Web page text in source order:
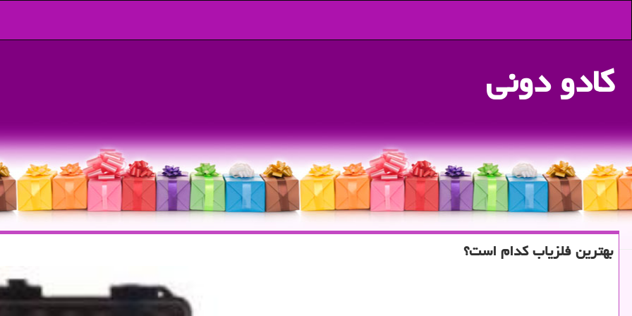
كادو دونی
بهترین فلزیاب كدام است؟